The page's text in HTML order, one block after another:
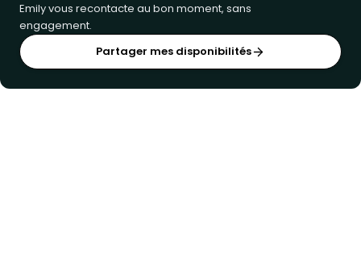
Emily vous recontacte au bon moment, sans
engagement.
Partager mes disponibilités